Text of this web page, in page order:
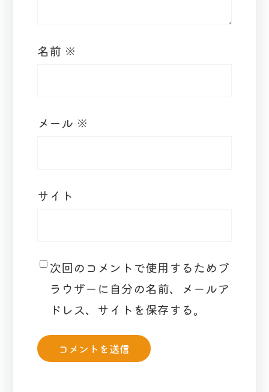
名前 ※
メール ※
サイト
次回のコメントで使用するためブ
ラウザーに自分の名前、メールア
ドレス、サイトを保存する。